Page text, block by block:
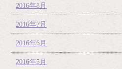
2016年8月
2016年7月
2016年6月
2016年5月